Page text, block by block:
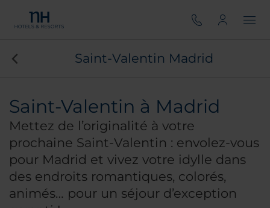
Saint-Valentin Madrid
Saint-Valentin à Madrid
Mettez de l’originalité à votre
prochaine Saint-Valentin : envolez-vous
pour Madrid et vivez votre idylle dans
des endroits romantiques, colorés,
animés… pour un séjour d’exception